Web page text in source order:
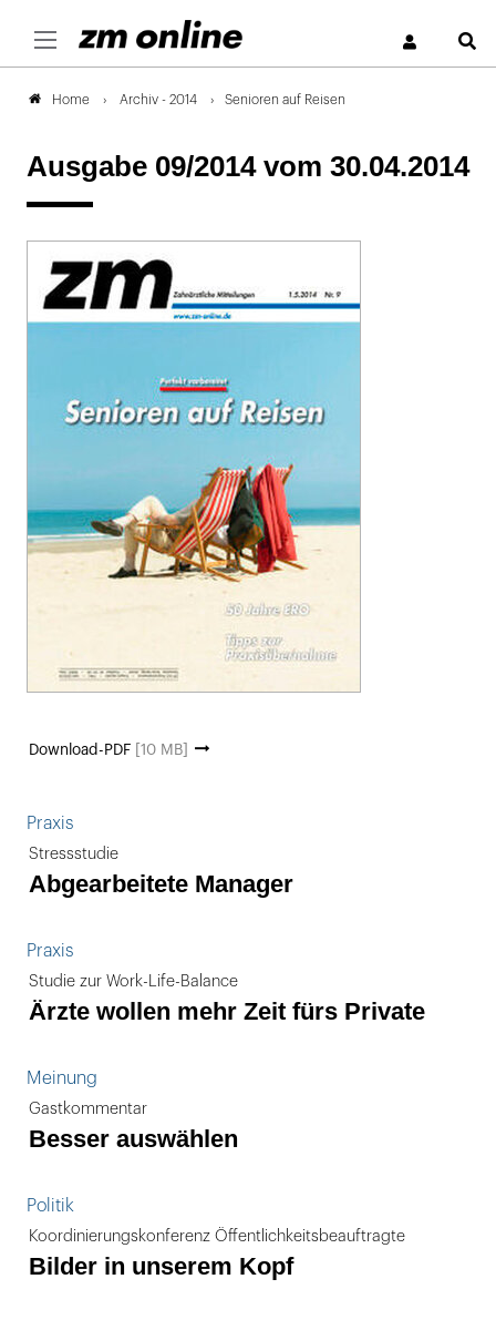
Home Archiv - 2014 Senioren auf Reisen
Ausgabe 09/2014 vom 30.04.2014
Download-PDF [10 MB]
Praxis
Stressstudie
Abgearbeitete Manager
Praxis
Studie zur Work-Life-Balance
Ärzte wollen mehr Zeit fürs Private
Meinung
Gastkommentar
Besser auswählen
Politik
Koordinierungskonferenz Öffentlichkeitsbeauftragte
Bilder in unserem Kopf